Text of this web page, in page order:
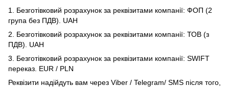
1. Безготівковий розрахунок за реквізитами компанії: ФОП (2
група без ПДВ). UAH
2. Безготівковий розрахунок за реквізитами компанії: ТОВ (з
ПДВ). UAH
3. Безготівковий розрахунок за реквізитами компанії: SWIFT
переказ. EUR / PLN
Реквізити надійдуть вам через Viber / Telegram/ SMS після того,